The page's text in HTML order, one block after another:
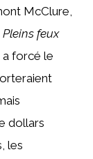
McClure,
Pleins feux
a forcé le
dollars
les